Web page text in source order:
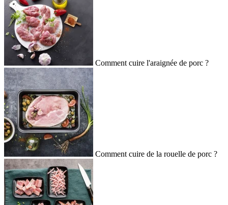
Comment cuire l'araignée de porc ?
Comment cuire de la rouelle de porc ?